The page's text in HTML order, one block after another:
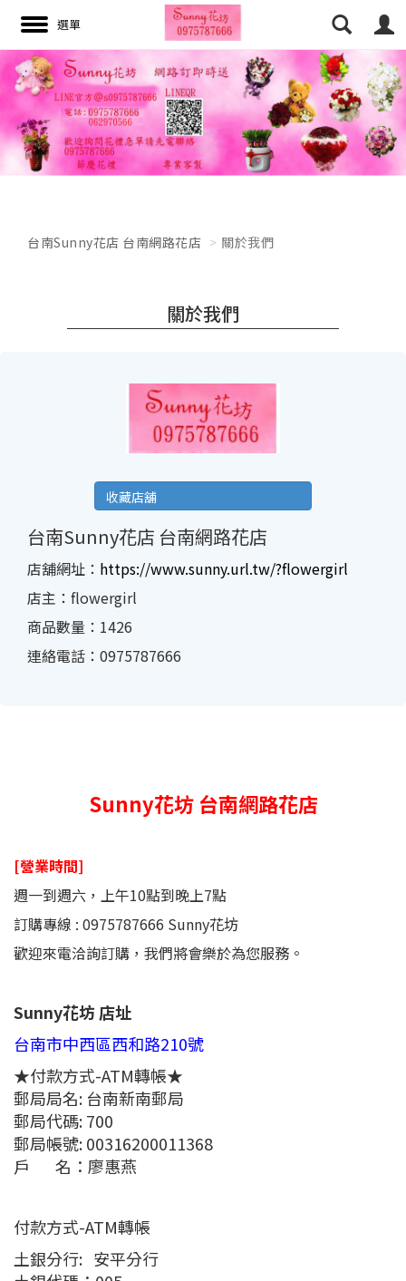
搜尋
台南Sunny花店 台南網路花店 關於我們
關於我們
收藏店舖
台南Sunny花店 台南網路花店
店舖網址： https://www.sunny.url.tw/?flowergirl
店主：flowergirl
商品數量：1426
連絡電話：0975787666
Sunny花坊 台南網路花店
[營業時間]
週一到週六，上午10點到晚上7點
訂購專線 : 0975787666 Sunny花坊
歡迎來電洽詢訂購，我們將會樂於為您服務。
Sunny花坊 店址
台南市中西區西和路210號
★付款方式-ATM轉帳★
郵局局名: 台南新南郵局
郵局代碼: 700
郵局帳號:00316200011368
戶 名：廖惠燕
付款方式-ATM轉帳
土銀分行: 安平分行